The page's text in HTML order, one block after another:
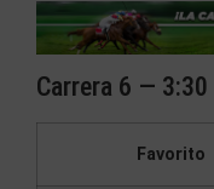
Carrera 6 —
Favorito